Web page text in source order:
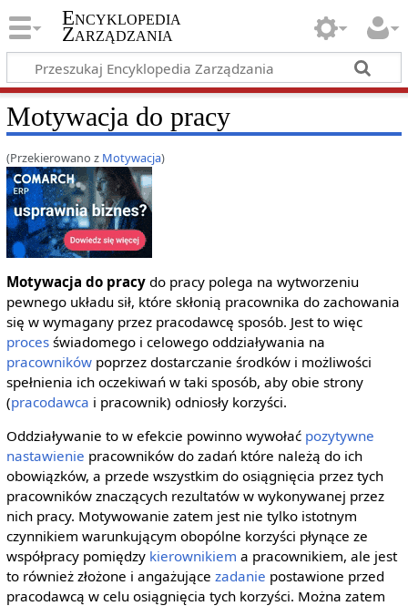
Encyklopedia
Zarządzania
Motywacja do pracy
(Przekierowano z Motywacja)
Motywacja do pracydo pracy polega na wytworzeniu
pewnego układu sił, które skłonią pracownika do zachowania
się w wymagany przez pracodawcę sposób. Jest to więc
procesświadomego i celowego oddziaływania na
pracownikówpoprzez dostarczanie środków i możliwości
spełnienia ich oczekiwań w taki sposób, aby obie strony
(pracodawca i pracownik) odniosły korzyści.
Oddziaływanie to w efekcie powinno wywołać pozytywne
nastawienie pracowników do zadań które należą do ich
obowiązków, a przede wszystkim do osiągnięcia przez tych
pracowników znaczących rezultatów w wykonywanej przez
nich pracy. Motywowanie zatem jest nie tylko istotnym
czynnikiem warunkującym obopólne korzyści płynące ze
współpracy pomiędzy kierownikiem a pracownikiem, ale jest
to również złożone i angażujące zadanie postawione przed
pracodawcą w celu osiągnięcia tych korzyści. Można zatem